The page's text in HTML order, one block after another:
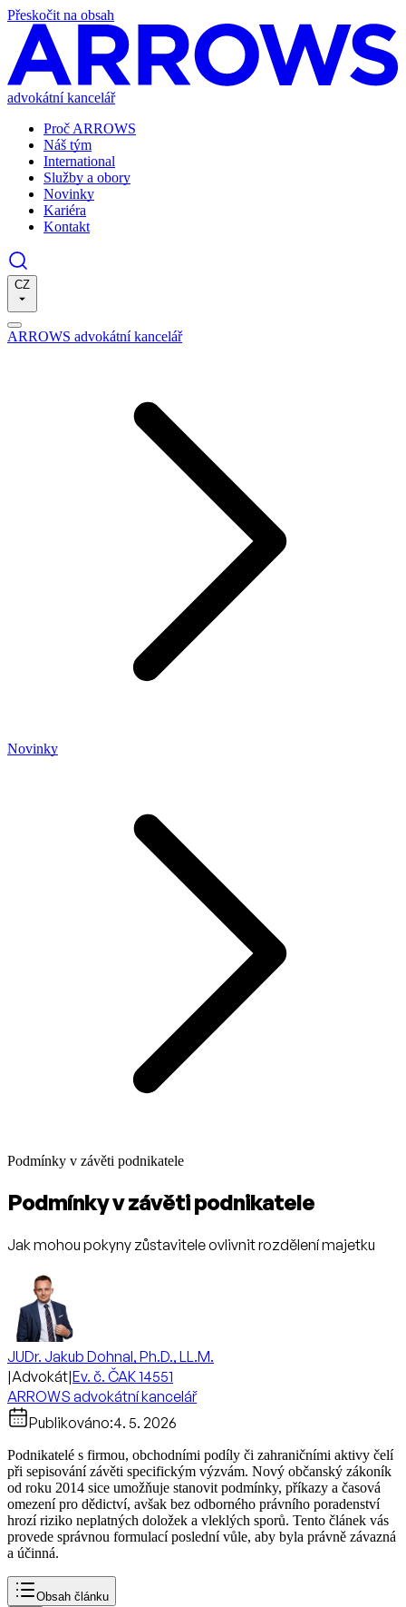
Přeskočit na obsah
advokátní kancelář
Proč ARROWS
Náš tým
International
Služby a obory
Novinky
Kariéra
Kontakt
CZ
ARROWS advokátní kancelář
Novinky
Podmínky v závěti podnikatele
Podmínky v závěti podnikatele
Jak mohou pokyny zůstavitele ovlivnit rozdělení majetku
JUDr. Jakub Dohnal, Ph.D., LL.M.
|Advokát|Ev. č. ČAK 14551
ARROWS advokátní kancelář
Publikováno:4. 5. 2026
Podnikatelé s firmou, obchodními podíly či zahraničními aktivy čelí
při sepisování závěti specifickým výzvám. Nový občanský zákoník
od roku 2014 sice umožňuje stanovit podmínky, příkazy a časová
omezení pro dědictví, avšak bez odborného právního poradenství
hrozí riziko neplatných doložek a vleklých sporů. Tento článek vás
provede správnou formulací poslední vůle, aby byla právně závazná
a účinná.
Obsah článku